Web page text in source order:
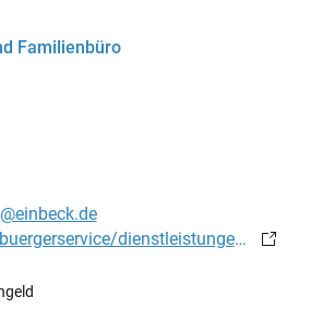
Familienbüro
www.einbeck.de/buergerservice/dienstleistungen/kinder-und-familienbuero-900000661-30110.html?myMedium=1&auswahl=0